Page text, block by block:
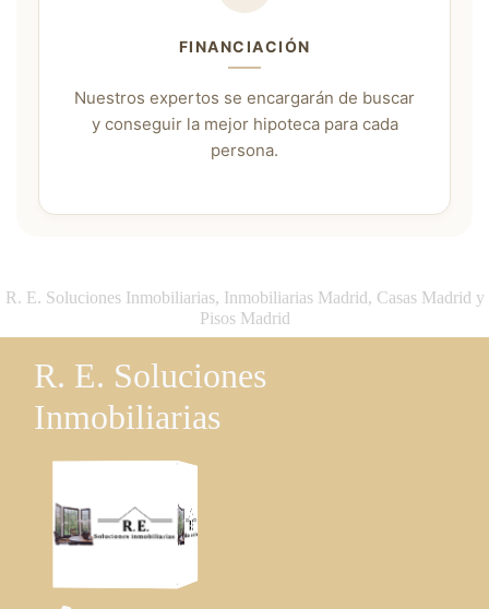
FINANCIACIÓN
Nuestros expertos se encargarán de buscar
y conseguir la mejor hipoteca para cada
persona.
R. E. Soluciones Inmobiliarias, Inmobiliarias Madrid, Casas Madrid y
Pisos Madrid
R. E. Soluciones
Inmobiliarias